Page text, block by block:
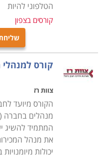
אפשרויות תעסוקה
הקורס מקנה לכם את
אתם עוסקים בהצלחה רבה
ספק שתקחו מהקורס מידע
העסק בצורה טובה יותר.
מנהלים של צוותי
להתקדם. קורס מכירות
ביניהם מכללות העוסקות
אוניברסיטאות ומכללות
מעבירה את הקורס
אוניברסיטת תל אביב, כך
הטלפוני להיות
קורסים בצפון
קורס למנהלי
צוות רז
הקורס מיועד
מנהלים בחברה
המתמיד להשיג
את מנהל
יכולות